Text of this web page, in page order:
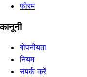
फोरम
कानूनी
गोपनीयता
नियम
संपर्क करें